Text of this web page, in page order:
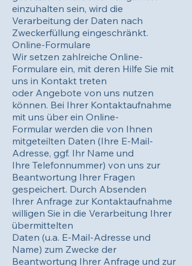
einzuhalten sein, wird die
Verarbeitung der Daten nach
Zweckerfüllung eingeschränkt.
Online-Formulare
Wir setzen zahlreiche Online-
Formulare ein, mit deren Hilfe Sie mit
uns in Kontakt treten
oder Angebote von uns nutzen
können. Bei Ihrer Kontaktaufnahme
mit uns über ein Online-
Formular werden die von Ihnen
mitgeteilten Daten (Ihre E-Mail-
Adresse, ggf. Ihr Name und
Ihre Telefonnummer) von uns zur
Beantwortung Ihrer Fragen
gespeichert. Durch Absenden
Ihrer Anfrage zur Kontaktaufnahme
willigen Sie in die Verarbeitung Ihrer
übermittelten
Daten (u.a. E-Mail-Adresse und
Name) zum Zwecke der
Beantwortung Ihrer Anfrage und zur